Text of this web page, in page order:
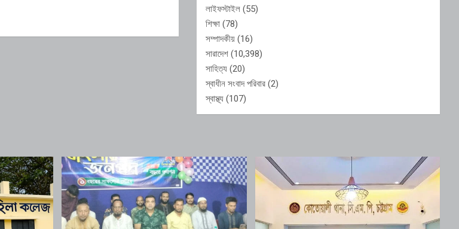
লাইফস্টাইল (55)
শিক্ষা (78)
সম্পাদকীয় (16)
সারাদেশ (10,398)
সাহিত্য (20)
স্বাধীন সংবাদ পরিবার (2)
স্বাস্থ্য (107)